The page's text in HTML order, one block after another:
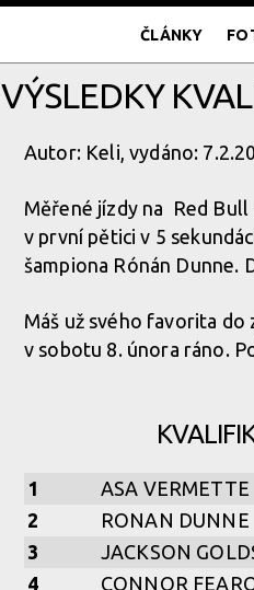
ČLÁNKY
VÝSLEDKY
Autor: Keli, vydáno:
Měřené jízdy na Red
v první pětici v 5
šampiona Rónán Dunne.
Máš už svého favorita
v sobotu 8. února ráno.
1 ASA VERMETTE
2
RONAN DUNNE
3
JACKSON
4
CONNOR